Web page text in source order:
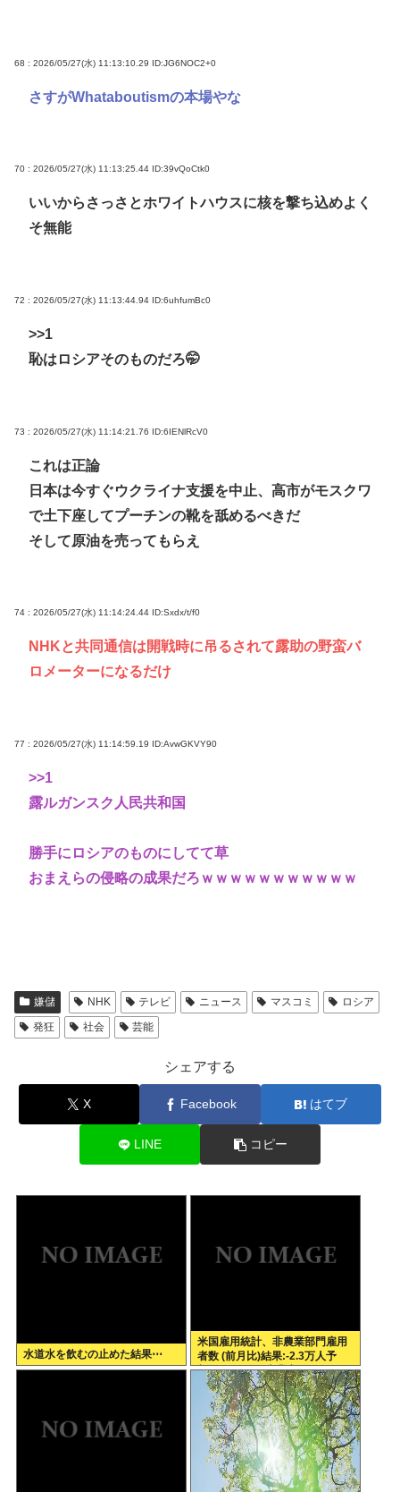
68 : 2026/05/27(水) 11:13:10.29 ID:JG6NOC2+0
さすがWhataboutismの本場やな
70 : 2026/05/27(水) 11:13:25.44 ID:39vQoCtk0
いいからさっさとホワイトハウスに核を撃ち込めよく
そ無能
72 : 2026/05/27(水) 11:13:44.94 ID:6uhfumBc0
>>1
恥はロシアそのものだろ🤭
73 : 2026/05/27(水) 11:14:21.76 ID:6IENlRcV0
これは正論
日本は今すぐウクライナ支援を中止、高市がモスクワ
で土下座してプーチンの靴を舐めるべきだ
そして原油を売ってもらえ
74 : 2026/05/27(水) 11:14:24.44 ID:Sxdx/t/f0
NHKと共同通信は開戦時に吊るされて露助の野蛮バ
ロメーターになるだけ
77 : 2026/05/27(水) 11:14:59.19 ID:AvwGKVY90
>>1
露ルガンスク人民共和国
勝手にロシアのものにしてて草
おまえらの侵略の成果だろｗｗｗｗｗｗｗｗｗｗｗ
嫌儲 NHK テレビ ニュース マスコミ
ロシア
発狂
社会 芸能
シェアする
X Facebook はてブ
LINE コピー
水道水を飲むの止めた結果⋯
米国雇用統計、非農業部門雇用
者数 (前月比)結果:-2.3万人予
想:+8.0万人、失業率結果:+4.1%
予想:+4.2%、9月利下げか